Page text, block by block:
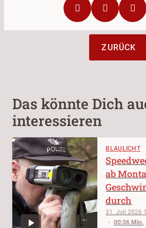
ZURÜCK
Das könnte Dich
interessieren
BLAULICHT
31. Juli 2026
00:36 Min.
ab
durch